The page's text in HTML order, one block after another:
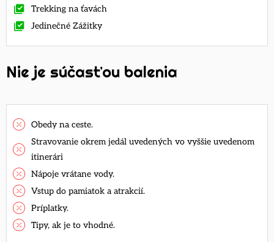
Trekking na ťavách
Jedinečné Zážitky
Nie je súčasťou balenia
Obedy na ceste.
Stravovanie okrem jedál uvedených vo vyššie uvedenom
itinerári
Nápoje vrátane vody.
Vstup do pamiatok a atrakcií.
Príplatky.
Tipy, ak je to vhodné.